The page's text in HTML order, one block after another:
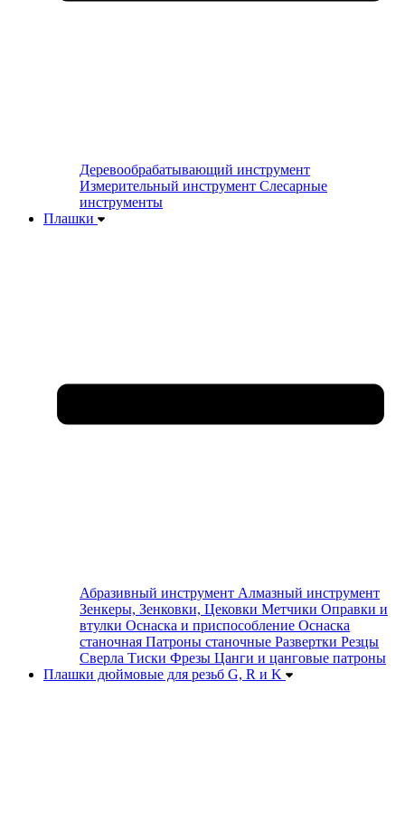
Деревообрабатывающий инструмент
Измерительный инструмент Слесарные
инструменты
Плашки
Абразивный инструмент Алмазный инструмент
Зенкеры, Зенковки, Цековки Метчики Оправки и
втулки Оснаска и приспособление Оснаска
станочная Патроны станочные Развертки Резцы
Сверла Тиски Фрезы Цанги и цанговые патроны
Плашки дюймовые для резьб G, R и K